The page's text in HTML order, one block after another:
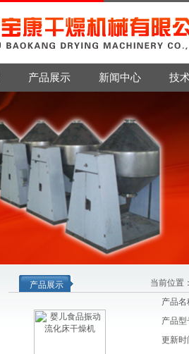
产品展示 新闻中心 技
产品展示 当前位置
产品名
产品型
更新时